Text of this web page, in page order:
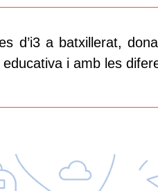
d’i3 a batxillerat,
i amb les